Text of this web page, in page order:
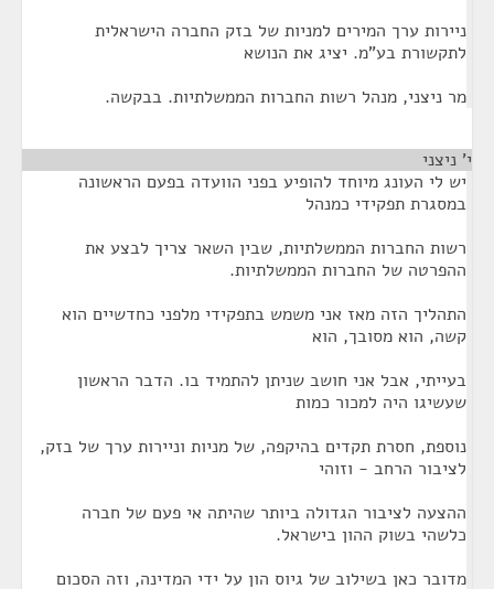
ניירות ערך המירים למניות של בזק החברה הישראלית
לתקשורת בע"מ. יציג את הנושא
מר ניצני, מנהל רשות החברות הממשלתיות. בבקשה.
י' ניצני
יש לי העונג מיוחד להופיע בפני הוועדה בפעם הראשונה
במסגרת תפקידי כמנהל
רשות החברות הממשלתיות, שבין השאר צריך לבצע את
ההפרטה של החברות הממשלתיות.
התהליך הזה מאז אני משמש בתפקידי מלפני כחדשיים הוא
קשה, הוא מסובך, הוא
בעייתי, אבל אני חושב שניתן להתמיד בו. הדבר הראשון
שעשיגו היה למכור כמות
נוספת, חסרת תקדים בהיקפה, של מניות וניירות ערך של בזק,
לציבור הרחב - וזוהי
ההצעה לציבור הגדולה ביותר שהיתה אי פעם של חברה
כלשהי בשוק ההון בישראל.
מדובר כאן בשילוב של גיוס הון על ידי המדינה, וזה הסכום